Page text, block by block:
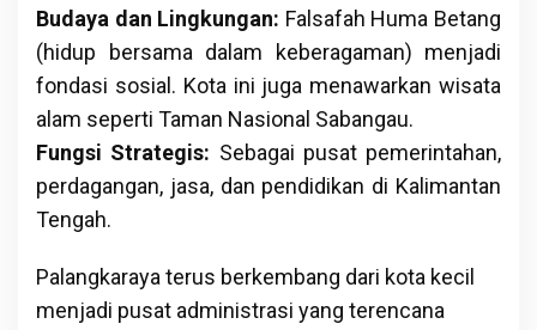
Budaya dan Lingkungan: Falsafah Huma Betang
(hidup bersama dalam keberagaman) menjadi
fondasi sosial. Kota ini juga menawarkan wisata
alam seperti Taman Nasional Sabangau.
Fungsi Strategis: Sebagai pusat pemerintahan,
perdagangan, jasa, dan pendidikan di Kalimantan
Tengah.
Palangkaraya terus berkembang dari kota kecil
menjadi pusat administrasi yang terencana